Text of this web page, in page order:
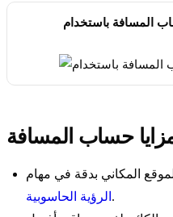
حساب المسافة
المكاني بدقة في مهام
الرؤية الحاسوبية .